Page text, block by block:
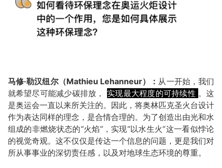
马修·勒汉纽尔（Mathieu Lehanneur）： 从一开始，我们
就希望尽可能减少碳排放， 实现最大程度的可持续性 。这
是奥运会一直以来所关注的。因此，将奥林匹克圣火台设计
作为表达同样的理念，是合情合理的。为了创造出由光和水
组成的非燃烧状态的“火焰”，实现“以水生火”这一看似悖论
的视觉奇观。这不仅仅是传达一个信息的问题，更是我们对
所从事事业的深切责任感，以及对地球生态环境的尊重。